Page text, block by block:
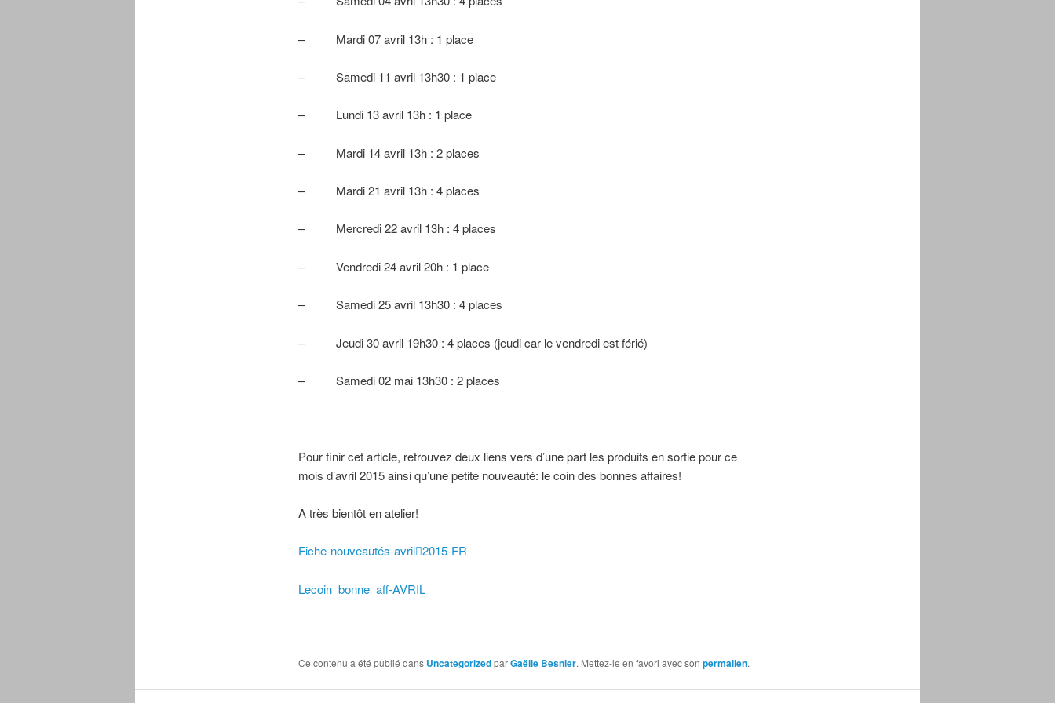
– Mardi 07 avril 13h : 1 place
– Samedi 11 avril 13h30 : 1 place
– Lundi 13 avril 13h : 1 place
– Mardi 14 avril 13h : 2 places
– Mardi 21 avril 13h : 4 places
– Mercredi 22 avril 13h : 4 places
– Vendredi 24 avril 20h : 1 place
– Samedi 25 avril 13h30 : 4 places
– Jeudi 30 avril 19h30 : 4 places (jeudi car le vendredi est férié)
– Samedi 02 mai 13h30 : 2 places
Pour finir cet article, retrouvez deux liens vers d’une part les produits en sortie pour ce
mois d’avril 2015 ainsi qu’une petite nouveauté: le coin des bonnes affaires!
A très bientôt en atelier!
Fiche-nouveautés-avril2015-FR
Lecoin_bonne_aff-AVRIL
Ce contenu a été publié dans UncategorizedparGaëlle Besnier. Mettez-le en favori avec son permalien.